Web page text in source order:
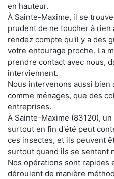
en hauteur.
À Sainte-Maxime, il se
prudent de ne toucher à rien
rendez compte qu'il y a des
votre entourage proche. La
prendre contact avec nous,
interviennent.
Nous intervenons aussi
comme ménages, que des
entreprises.
À Sainte-Maxime (83120),
surtout en fin d'été peut
ces insectes, et ils peuvent
surtout quand ils se sentent
Nos opérations sont rapides
déroulent de manière